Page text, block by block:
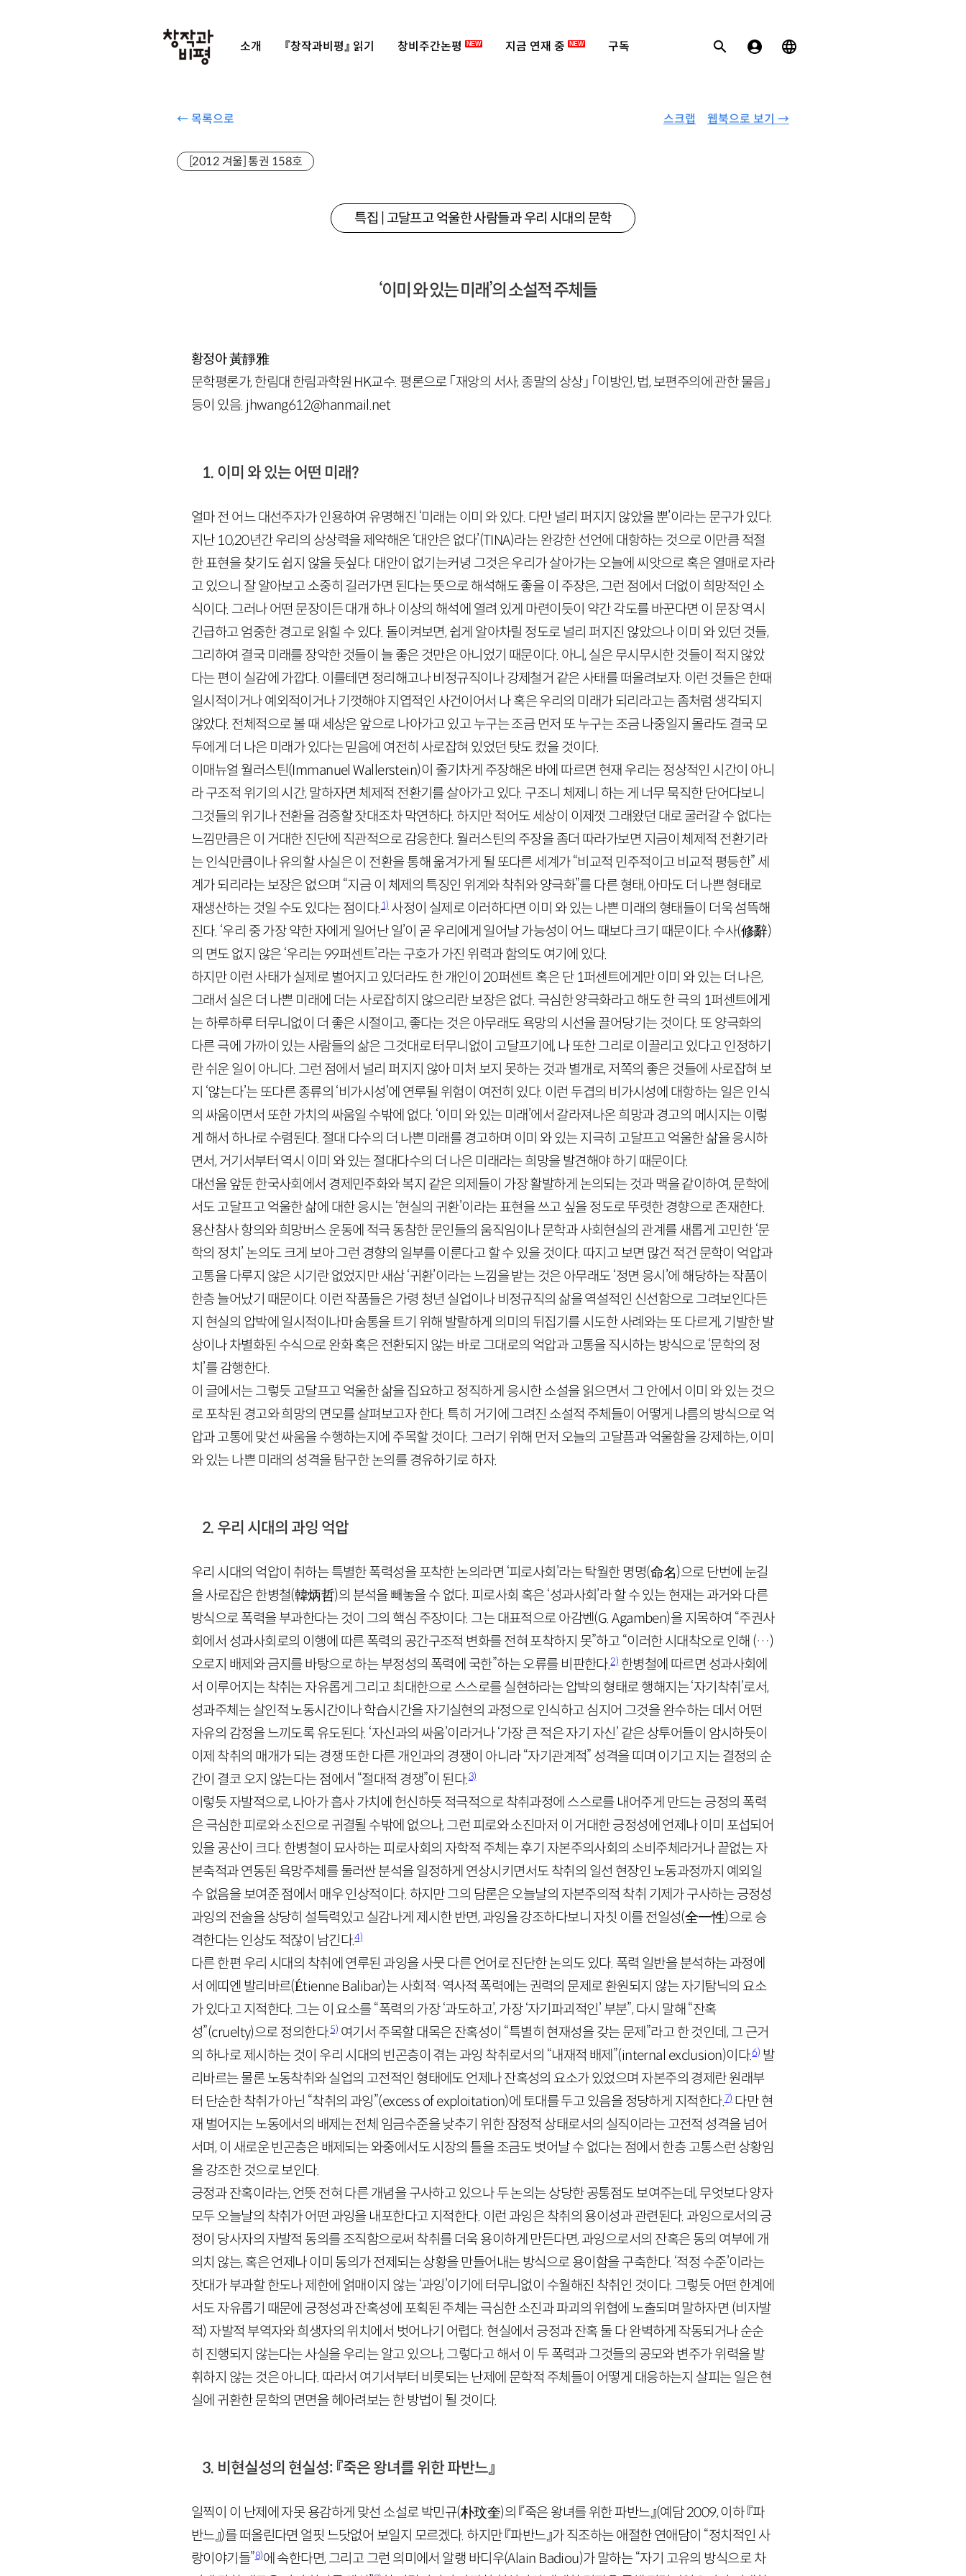
소개 『창작과비평』 읽기 창비주간논평 NEW 지금 연재 중 NEW 구독
← 목록으로 웹북으로 보기 →
스크랩
[2012 겨울] 통권 158호
특집 | 고달프고 억울한 사람들과 우리 시대의 문학
‘이미 와 있는 미래’의 소설적 주체들
황정아黃靜雅
문학평론가, 한림대 한림과학원 HK교수. 평론으로 「재앙의 서사, 종말의 상상」 「이방인, 법, 보편주의에 관한 물음」
등이 있음. jhwang612@hanmail.net
1. 이미 와 있는 어떤 미래?
얼마 전 어느 대선주자가 인용하여 유명해진 ‘미래는 이미 와 있다. 다만 널리 퍼지지 않았을 뿐’이라는 문구가 있다.
지난 10,20년간 우리의 상상력을 제약해온 ‘대안은 없다’(TINA)라는 완강한 선언에 대항하는 것으로 이만큼 적절
한 표현을 찾기도 쉽지 않을 듯싶다. 대안이 없기는커녕 그것은 우리가 살아가는 오늘에 씨앗으로 혹은 열매로 자라
고 있으니 잘 알아보고 소중히 길러가면 된다는 뜻으로 해석해도 좋을 이 주장은, 그런 점에서 더없이 희망적인 소
식이다. 그러나 어떤 문장이든 대개 하나 이상의 해석에 열려 있게 마련이듯이 약간 각도를 바꾼다면 이 문장 역시
긴급하고 엄중한 경고로 읽힐 수 있다. 돌이켜보면, 쉽게 알아차릴 정도로 널리 퍼지진 않았으나 이미 와 있던 것들,
그리하여 결국 미래를 장악한 것들이 늘 좋은 것만은 아니었기 때문이다. 아니, 실은 무시무시한 것들이 적지 않았
다는 편이 실감에 가깝다. 이를테면 정리해고나 비정규직이나 강제철거 같은 사태를 떠올려보자. 이런 것들은 한때
일시적이거나 예외적이거나 기껏해야 지엽적인 사건이어서 나 혹은 우리의 미래가 되리라고는 좀처럼 생각되지
않았다. 전체적으로 볼 때 세상은 앞으로 나아가고 있고 누구는 조금 먼저 또 누구는 조금 나중일지 몰라도 결국 모
두에게 더 나은 미래가 있다는 믿음에 여전히 사로잡혀 있었던 탓도 컸을 것이다.
이매뉴얼 월러스틴(Immanuel Wallerstein)이 줄기차게 주장해온 바에 따르면 현재 우리는 정상적인 시간이 아니
라 구조적 위기의 시간, 말하자면 체제적 전환기를 살아가고 있다. 구조니 체제니 하는 게 너무 묵직한 단어다보니
그것들의 위기나 전환을 검증할 잣대조차 막연하다. 하지만 적어도 세상이 이제껏 그래왔던 대로 굴러갈 수 없다는
느낌만큼은 이 거대한 진단에 직관적으로 감응한다. 월러스틴의 주장을 좀더 따라가보면 지금이 체제적 전환기라
는 인식만큼이나 유의할 사실은 이 전환을 통해 옮겨가게 될 또다른 세계가 “비교적 민주적이고 비교적 평등한” 세
계가 되리라는 보장은 없으며 “지금 이 체제의 특징인 위계와 착취와 양극화”를 다른 형태, 아마도 더 나쁜 형태로
재생산하는 것일 수도 있다는 점이다.1)사정이 실제로 이러하다면 이미 와 있는 나쁜 미래의 형태들이 더욱 섬뜩해
진다. ‘우리 중 가장 약한 자에게 일어난 일’이 곧 우리에게 일어날 가능성이 어느 때보다 크기 때문이다. 수사(修辭)
의 면도 없지 않은 ‘우리는99퍼센트’라는 구호가 가진 위력과 함의도 여기에 있다.
하지만 이런 사태가 실제로 벌어지고 있더라도 한 개인이 20퍼센트 혹은 단 1퍼센트에게만 이미 와 있는 더 나은,
그래서 실은 더 나쁜 미래에 더는 사로잡히지 않으리란 보장은 없다. 극심한 양극화라고 해도 한 극의 1퍼센트에게
는 하루하루 터무니없이 더 좋은 시절이고, 좋다는 것은 아무래도 욕망의 시선을 끌어당기는 것이다. 또 양극화의
다른 극에 가까이 있는 사람들의 삶은 그것대로 터무니없이 고달프기에, 나 또한 그리로 이끌리고 있다고 인정하기
란 쉬운 일이 아니다. 그런 점에서 널리 퍼지지 않아 미처 보지 못하는 것과 별개로, 저쪽의 좋은 것들에 사로잡혀 보
지 ‘않는다’는 또다른 종류의 ‘비가시성’에 연루될 위험이 여전히 있다. 이런 두겹의 비가시성에 대항하는 일은 인식
의 싸움이면서 또한 가치의 싸움일 수밖에 없다. ‘이미 와 있는 미래’에서 갈라져나온 희망과 경고의 메시지는 이렇
게 해서 하나로 수렴된다. 절대 다수의 더 나쁜 미래를 경고하며 이미 와 있는 지극히 고달프고 억울한 삶을 응시하
면서, 거기서부터 역시 이미 와 있는 절대다수의 더 나은 미래라는 희망을 발견해야 하기 때문이다.
대선을 앞둔 한국사회에서 경제민주화와 복지 같은 의제들이 가장 활발하게 논의되는 것과 맥을 같이하여, 문학에
서도 고달프고 억울한 삶에 대한 응시는 ‘현실의 귀환’이라는 표현을 쓰고 싶을 정도로 뚜렷한 경향으로 존재한다.
용산참사 항의와 희망버스 운동에 적극 동참한 문인들의 움직임이나 문학과 사회현실의 관계를 새롭게 고민한 ‘문
학의 정치’ 논의도 크게 보아 그런 경향의 일부를 이룬다고 할 수 있을 것이다. 따지고 보면 많건 적건 문학이 억압과
고통을 다루지 않은 시기란 없었지만 새삼 ‘귀환’이라는 느낌을 받는 것은 아무래도 ‘정면 응시’에 해당하는 작품이
한층 늘어났기 때문이다. 이런 작품들은 가령 청년 실업이나 비정규직의 삶을 역설적인 신선함으로 그려보인다든
지 현실의 압박에 일시적이나마 숨통을 트기 위해 발랄하게 의미의 뒤집기를 시도한 사례와는 또 다르게, 기발한 발
상이나 차별화된 수식으로 완화 혹은 전환되지 않는 바로 그대로의 억압과 고통을 직시하는 방식으로 ‘문학의 정
치’를 감행한다.
이 글에서는 그렇듯 고달프고 억울한 삶을 집요하고 정직하게 응시한 소설을 읽으면서 그 안에서 이미 와 있는 것으
로 포착된 경고와 희망의 면모를 살펴보고자 한다. 특히 거기에 그려진 소설적 주체들이 어떻게 나름의 방식으로 억
압과 고통에 맞선 싸움을 수행하는지에 주목할 것이다. 그러기 위해 먼저 오늘의 고달픔과 억울함을 강제하는, 이미
와 있는 나쁜 미래의 성격을 탐구한 논의를 경유하기로 하자.
2. 우리 시대의 과잉 억압
우리 시대의 억압이 취하는 특별한 폭력성을 포착한 논의라면 ‘피로사회’라는 탁월한 명명(命名)으로 단번에 눈길
을 사로잡은 한병철(韓炳哲)의 분석을 빼놓을 수 없다. 피로사회 혹은 ‘성과사회’라 할 수 있는 현재는 과거와 다른
방식으로 폭력을 부과한다는 것이 그의 핵심 주장이다. 그는 대표적으로 아감벤(G.Agamben)을 지목하여 “주권사
회에서 성과사회로의 이행에 따른 폭력의 공간구조적 변화를 전혀 포착하지 못”하고 “이러한 시대착오로 인해 (…)
오로지 배제와 금지를 바탕으로 하는 부정성의 폭력에 국한”하는 오류를 비판한다.2)한병철에 따르면 성과사회에
서 이루어지는 착취는 자유롭게 그리고 최대한으로 스스로를 실현하라는 압박의 형태로 행해지는 ‘자기착취’로서,
성과주체는 살인적 노동시간이나 학습시간을 자기실현의 과정으로 인식하고 심지어 그것을 완수하는 데서 어떤
자유의 감정을 느끼도록 유도된다. ‘자신과의 싸움’이라거나 ‘가장 큰 적은 자기 자신’ 같은 상투어들이 암시하듯이
이제 착취의 매개가 되는 경쟁 또한 다른 개인과의 경쟁이 아니라 “자기관계적” 성격을 띠며 이기고 지는 결정의 순
간이 결코 오지 않는다는 점에서 “절대적 경쟁”이 된다.3)
이렇듯 자발적으로, 나아가 흡사 가치에 헌신하듯 적극적으로 착취과정에 스스로를 내어주게 만드는 긍정의 폭력
은 극심한 피로와 소진으로 귀결될 수밖에 없으나, 그런 피로와 소진마저 이 거대한 긍정성에 언제나 이미 포섭되어
있을 공산이 크다. 한병철이 묘사하는 피로사회의 자학적 주체는 후기 자본주의사회의 소비주체라거나 끝없는 자
본축적과 연동된 욕망주체를 둘러싼 분석을 일정하게 연상시키면서도 착취의 일선 현장인 노동과정까지 예외일
수 없음을 보여준 점에서 매우 인상적이다. 하지만 그의 담론은 오늘날의 자본주의적 착취 기제가 구사하는 긍정성
과잉의 전술을 상당히 설득력있고 실감나게 제시한 반면, 과잉을 강조하다보니 자칫 이를 전일성(全一性)으로 승
격한다는 인상도 적잖이 남긴다.4)
다른 한편 우리 시대의 착취에 연루된 과잉을 사뭇 다른 언어로 진단한 논의도 있다. 폭력 일반을 분석하는 과정에
서 에띠엔 발리바르(Étienne Balibar)는 사회적·역사적 폭력에는 권력의 문제로 환원되지 않는 자기탐닉의 요소
가 있다고 지적한다. 그는 이 요소를 “폭력의 가장 ‘과도하고’, 가장 ‘자기파괴적인’ 부분”, 다시 말해 “잔혹
성”(cruelty)으로 정의한다.5)여기서 주목할 대목은 잔혹성이 “특별히 현재성을 갖는 문제”라고 한 것인데, 그 근거
의 하나로 제시하는 것이 우리 시대의 빈곤층이 겪는 과잉 착취로서의 “내재적 배제”(internal exclusion)이다.6)발
리바르는 물론 노동착취와 실업의 고전적인 형태에도 언제나 잔혹성의 요소가 있었으며 자본주의 경제란 원래부
터 단순한 착취가 아닌 “착취의 과잉”(excess ofexploitation)에 토대를 두고 있음을 정당하게 지적한다.7)다만 현
재 벌어지는 노동에서의 배제는 전체 임금수준을 낮추기 위한 잠정적 상태로서의 실직이라는 고전적 성격을 넘어
서며, 이 새로운 빈곤층은 배제되는 와중에서도 시장의 틀을 조금도 벗어날 수 없다는 점에서 한층 고통스런 상황임
을 강조한 것으로 보인다.
긍정과 잔혹이라는, 언뜻 전혀 다른 개념을 구사하고 있으나 두 논의는 상당한 공통점도 보여주는데, 무엇보다 양자
모두 오늘날의 착취가 어떤 과잉을 내포한다고 지적한다. 이런 과잉은 착취의 용이성과 관련된다. 과잉으로서의 긍
정이 당사자의 자발적 동의를 조직함으로써 착취를 더욱 용이하게 만든다면, 과잉으로서의 잔혹은 동의 여부에 개
의치 않는, 혹은 언제나 이미 동의가 전제되는 상황을 만들어내는 방식으로 용이함을 구축한다. ‘적정 수준’이라는
잣대가 부과할 한도나 제한에 얽매이지 않는 ‘과잉’이기에 터무니없이 수월해진 착취인 것이다. 그렇듯 어떤 한계에
서도 자유롭기 때문에 긍정성과 잔혹성에 포획된 주체는 극심한 소진과 파괴의 위협에 노출되며 말하자면 (비자발
적) 자발적 부역자와 희생자의 위치에서 벗어나기 어렵다. 현실에서 긍정과 잔혹 둘 다 완벽하게 작동되거나 순순
히 진행되지 않는다는 사실을 우리는 알고 있으나, 그렇다고 해서 이 두 폭력과 그것들의 공모와 변주가 위력을 발
휘하지 않는 것은 아니다. 따라서 여기서부터 비롯되는 난제에 문학적 주체들이 어떻게 대응하는지 살피는 일은 현
실에 귀환한 문학의 면면을 헤아려보는 한 방법이 될 것이다.
3. 비현실성의 현실성: 『죽은 왕녀를 위한 파반느』
일찍이 이 난제에 자못 용감하게 맞선 소설로 박민규(朴玟奎)의 『죽은 왕녀를 위한 파반느』(예담2009, 이하 『파
반느』)를 떠올린다면 얼핏 느닷없어 보일지 모르겠다. 하지만 『파반느』가 직조하는 애절한 연애담이 “정치적인 사
랑이야기들”8)에 속한다면, 그리고 그런 의미에서 알랭 바디우(Alain Badiou)가 말하는 “자기 고유의 방식으로 차